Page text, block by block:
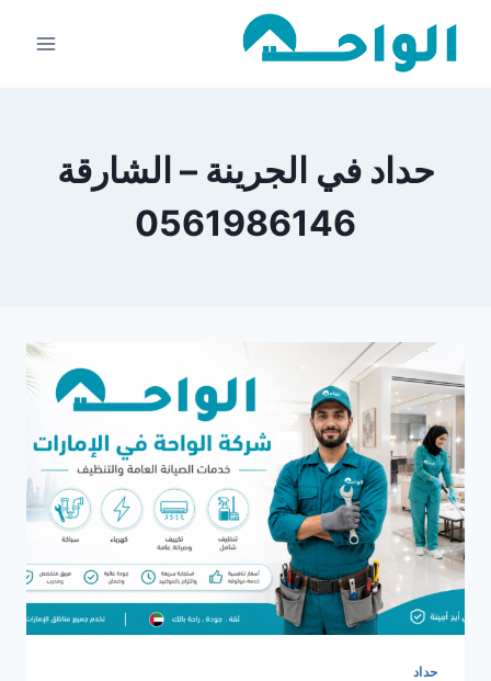
حداد في الجرينة – الشارقة
0561986146
حداد